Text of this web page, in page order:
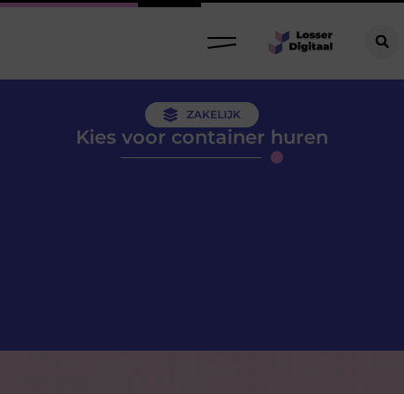
ZAKELIJK
Kies voor container huren